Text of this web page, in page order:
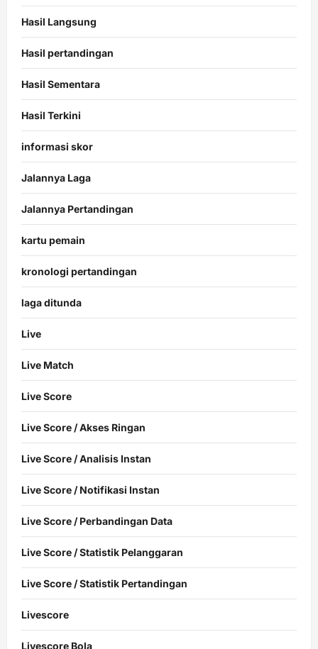
Hasil Langsung
Hasil pertandingan
Hasil Sementara
Hasil Terkini
informasi skor
Jalannya Laga
Jalannya Pertandingan
kartu pemain
kronologi pertandingan
laga ditunda
Live
Live Match
Live Score
Live Score / Akses Ringan
Live Score / Analisis Instan
Live Score / Notifikasi Instan
Live Score / Perbandingan Data
Live Score / Statistik Pelanggaran
Live Score / Statistik Pertandingan
Livescore
Livescore Bola